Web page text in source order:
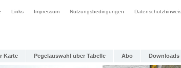
Links Impressum Nutzungsbedingungen
Karte Pegelauswahl über Tabelle Abo Downloads